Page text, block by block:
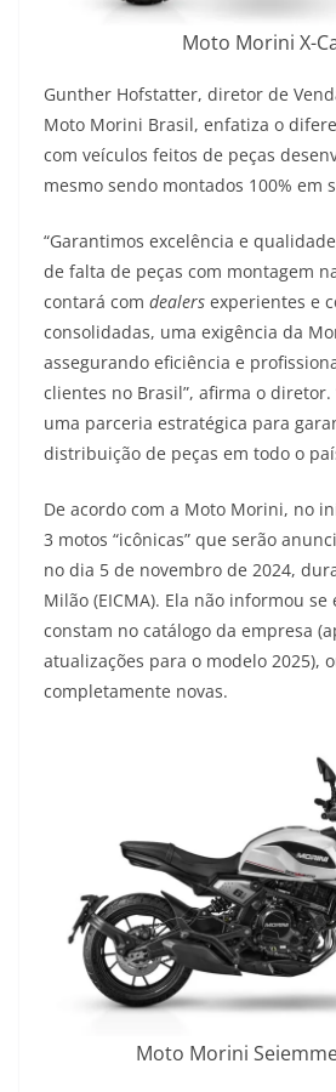
Moto Morini X-
Gunther Hofstatter, diretor de
Moto Morini Brasil, enfatiza o
com veículos feitos de peças
mesmo sendo montados 100% em
“Garantimos excelência e
de falta de peças com montagem
contará com dealers experientes e
consolidadas, uma exigência da
assegurando eficiência e
clientes no Brasil”, afirma o diretor.
uma parceria estratégica para
distribuição de peças em todo o
De acordo com a Moto Morini, no
3 motos “icônicas” que serão
no dia 5 de novembro de 2024,
Milão (EICMA). Ela não informou se
constam no catálogo da empresa
atualizações para o modelo 2025),
completamente novas.
Moto Morini